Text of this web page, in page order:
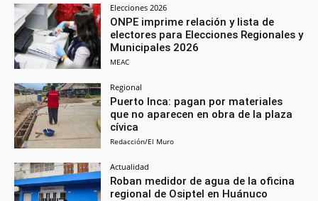
Elecciones 2026
ONPE imprime relación y lista de
electores para Elecciones Regionales y
Municipales 2026
MEAC
Regional
Puerto Inca: pagan por materiales
que no aparecen en obra de la plaza
cívica
Redacción/El Muro
Actualidad
Roban medidor de agua de la oficina
regional de Osiptel en Huánuco